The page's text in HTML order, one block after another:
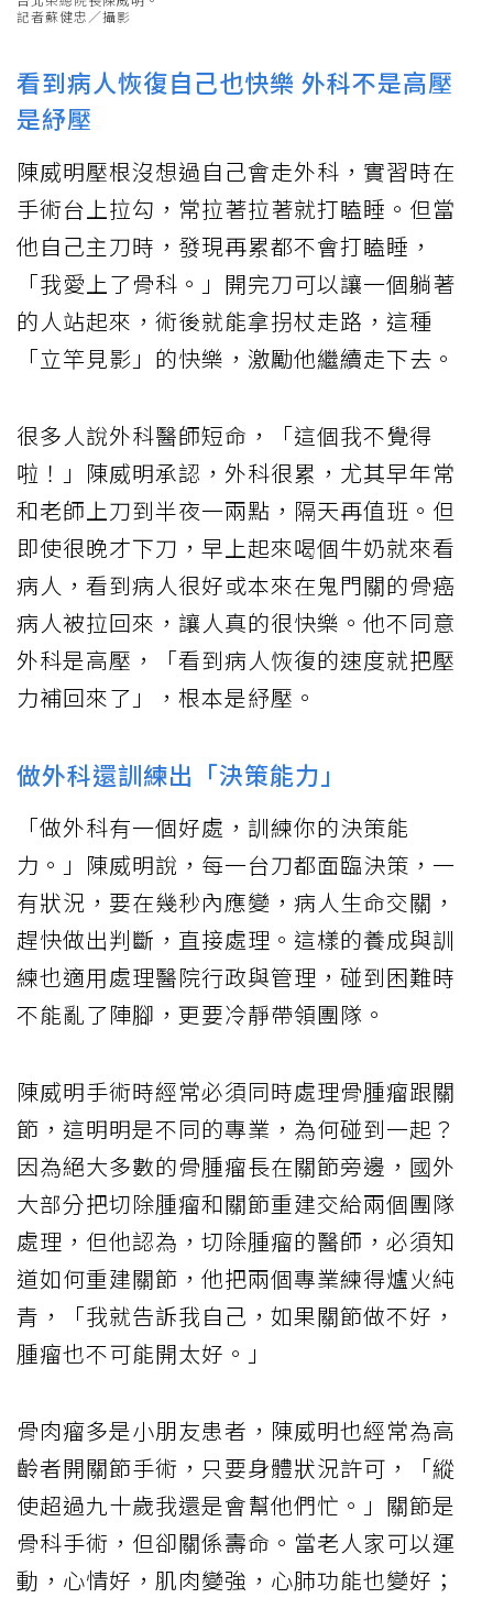
記者蘇健忠／攝影
看到病人恢復自己也快樂 外科不是高壓
是紓壓
陳威明壓根沒想過自己會走外科，實習時在
手術台上拉勾，常拉著拉著就打瞌睡。但當
他自己主刀時，發現再累都不會打瞌睡，
「我愛上了骨科。」開完刀可以讓一個躺著
的人站起來，術後就能拿拐杖走路，這種
「立竿見影」的快樂，激勵他繼續走下去。
很多人說外科醫師短命，「這個我不覺得
啦！」陳威明承認，外科很累，尤其早年常
和老師上刀到半夜一兩點，隔天再值班。但
即使很晚才下刀，早上起來喝個牛奶就來看
病人，看到病人很好或本來在鬼門關的骨癌
病人被拉回來，讓人真的很快樂。他不同意
外科是高壓，「看到病人恢復的速度就把壓
力補回來了」，根本是紓壓。
做外科還訓練出「決策能力」
「做外科有一個好處，訓練你的決策能
力。」陳威明說，每一台刀都面臨決策，一
有狀況，要在幾秒內應變，病人生命交關，
趕快做出判斷，直接處理。這樣的養成與訓
練也適用處理醫院行政與管理，碰到困難時
不能亂了陣腳，更要冷靜帶領團隊。
陳威明手術時經常必須同時處理骨腫瘤跟關
節，這明明是不同的專業，為何碰到一起？
因為絕大多數的骨腫瘤長在關節旁邊，國外
大部分把切除腫瘤和關節重建交給兩個團隊
處理，但他認為，切除腫瘤的醫師，必須知
道如何重建關節，他把兩個專業練得爐火純
青，「我就告訴我自己，如果關節做不好，
腫瘤也不可能開太好。」
骨肉瘤多是小朋友患者，陳威明也經常為高
齡者開關節手術，只要身體狀況許可，「縱
使超過九十歲我還是會幫他們忙。」關節是
骨科手術，但卻關係壽命。當老人家可以運
動，心情好，肌肉變強，心肺功能也變好；